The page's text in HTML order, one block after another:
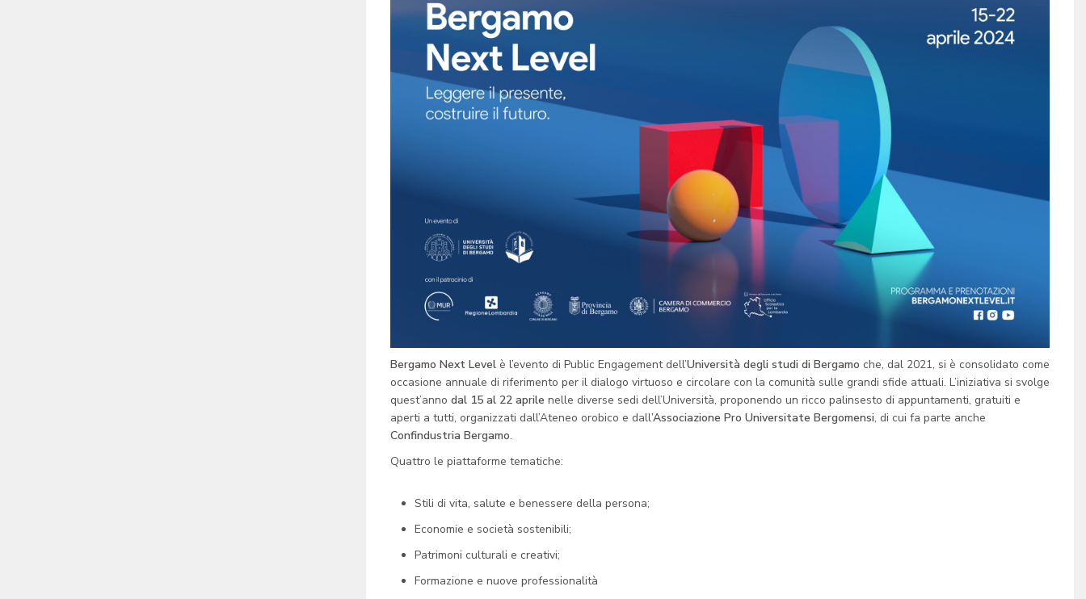
Bergamo Next Level è l’evento di Public Engagement dell’Università degli studi di Bergamo che, dal 2021, si è consolidato come
occasione annuale di riferimento per il dialogo virtuoso e circolare con la comunità sulle grandi sfide attuali. L’iniziativa si svolge
quest’anno dal 15 al 22 aprile nelle diverse sedi dell’Università, proponendo un ricco palinsesto di appuntamenti, gratuiti e
aperti a tutti, organizzati dall’Ateneo orobico e dall’Associazione Pro Universitate Bergomensi, di cui fa parte anche
Confindustria Bergamo.
Quattro le piattaforme tematiche:
Stili di vita, salute e benessere della persona;
Economie e società sostenibili;
Patrimoni culturali e creativi;
Formazione e nuove professionalità